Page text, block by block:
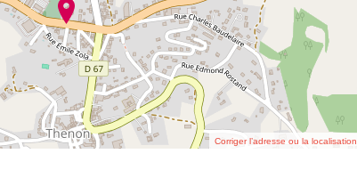
Corriger l’adresse ou la localisation